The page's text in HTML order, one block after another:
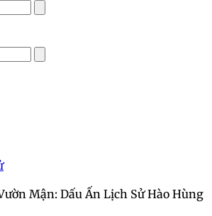
Mận: Dấu Ấn Lịch Sử Hào Hùng